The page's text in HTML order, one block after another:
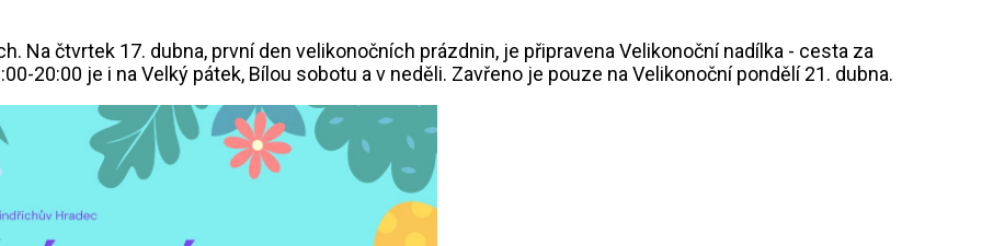
Na čtvrtek 17. dubna, první den velikonočních prázdnin, je připravena Velikonoční nadílka - cesta za
20:00 je i na Velký pátek, Bílou sobotu a v neděli. Zavřeno je pouze na Velikonoční pondělí 21. dubna.